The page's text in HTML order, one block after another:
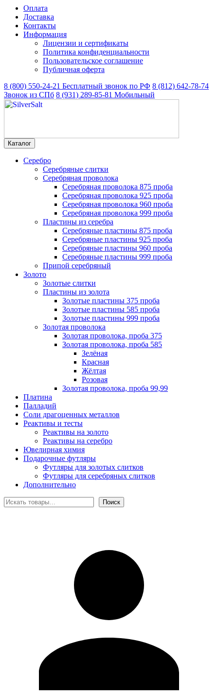
Оплата
Доставка
Контакты
Информация
Лицензии и сертификаты
Политика конфиденциальности
Пользовательское соглашение
Публичная оферта
8 (800) 550-24-21 Бесплатный звонок по РФ 8 (812) 642-78-74
Звонок из СПб 8 (931) 289-85-81 Мобильный
Каталог
Серебро
Серебряные слитки
Серебряная проволока
Серебряная проволока 875 проба
Серебряная проволока 925 проба
Серебряная проволока 960 проба
Серебряная проволока 999 проба
Пластины из серебра
Серебряные пластины 875 проба
Серебряные пластины 925 проба
Серебряные пластины 960 проба
Серебряные пластины 999 проба
Припой серебряный
Золото
Золотые слитки
Пластины из золота
Золотые пластины 375 проба
Золотые пластины 585 проба
Золотые пластины 999 проба
Золотая проволока
Золотая проволока, проба 375
Золотая проволока, проба 585
Зелёная
Красная
Жёлтая
Розовая
Золотая проволока, проба 99,99
Платина
Палладий
Соли драгоценных металлов
Реактивы и тесты
Реактивы на золото
Реактивы на серебро
Ювелирная химия
Подарочные футляры
Футляры для золотых слитков
Футляры для серебряных слитков
Дополнительно
Поиск
Поиск